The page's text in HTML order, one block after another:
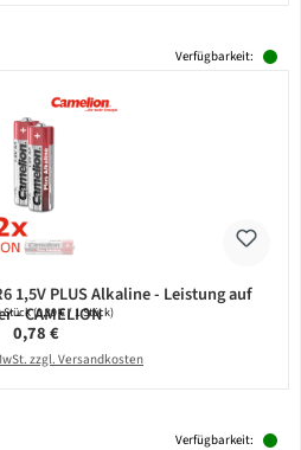
Verfügbarkeit:
1,5V PLUS Alkaline - Leistung auf
- CAMELION
Stück(0,39 € / 1 Stück)
Regulärer Preis:
0,78 €
zzgl. Versandkosten
Verfügbarkeit: